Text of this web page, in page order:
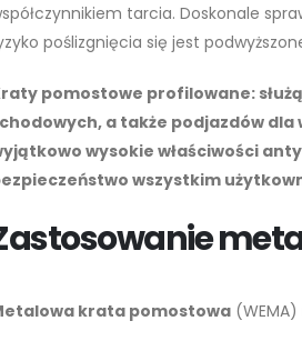
tarcia. Doskonale
poślizgnięcia się jest
pomostowe profilowane:
a także podjazdów dla
wysokie właściwości
wszystkim
krata pomostowa